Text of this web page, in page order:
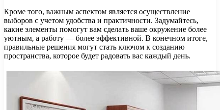
Кроме того, важным аспектом является осуществление
выборов с учетом удобства и практичности. Задумайтесь,
какие элементы помогут вам сделать ваше окружение более
уютным, а работу — более эффективной. В конечном итоге,
правильные решения могут стать ключом к созданию
пространства, которое будет радовать вас каждый день.